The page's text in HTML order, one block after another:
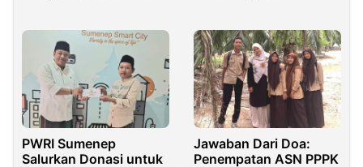
PWRI Sumenep
Salurkan Donasi untuk
Jawaban Dari Doa:
Penempatan ASN PPPK